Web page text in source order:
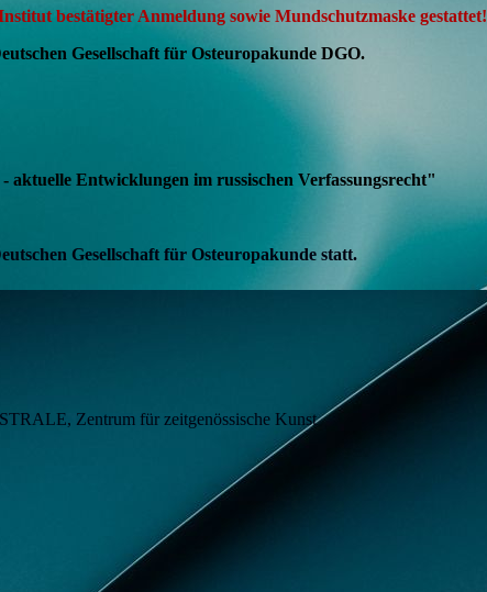
bestätigter Anmeldung sowie Mundschutzmaske gestattet!
Gesellschaft für Osteuropakunde DGO.
aktuelle Entwicklungen im russischen Verfassungsrecht"
Gesellschaft für Osteuropakunde statt.
Zentrum für zeitgenössische Kunst